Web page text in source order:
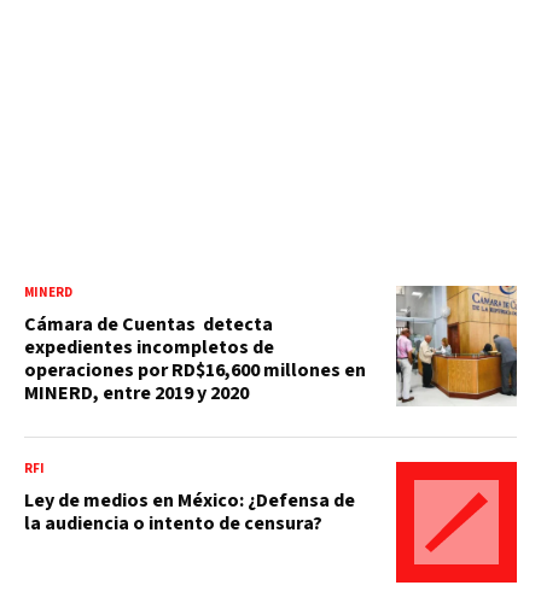
MINERD
Cámara de Cuentas detecta
expedientes incompletos de
operaciones por RD$16,600 millones en
MINERD, entre 2019 y 2020
RFI
Ley de medios en México: ¿Defensa de
la audiencia o intento de censura?